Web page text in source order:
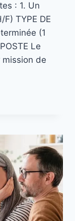
: 1. Un
TYPE DE
(1
Le
de